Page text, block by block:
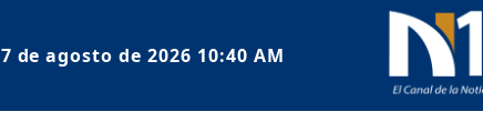
7 de agosto de 2026 10:40 AM